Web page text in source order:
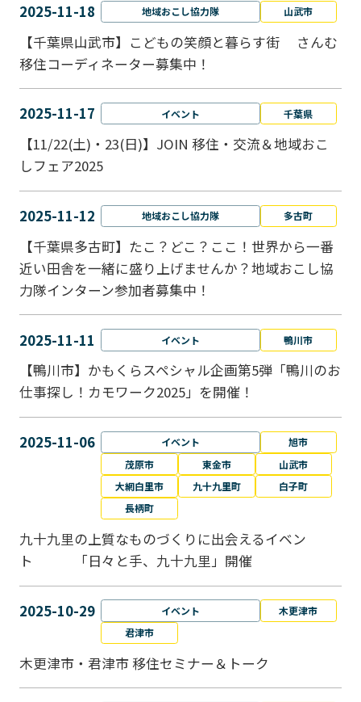
2025-11-18 地域おこし協力隊 山武市
【千葉県山武市】こどもの笑顔と暮らす街 さんむ
移住コーディネーター募集中！
2025-11-17 イベント 千葉県
【11/22(土)・23(日)】JOIN 移住・交流＆地域おこ
しフェア2025
2025-11-12 地域おこし協力隊 多古町
【千葉県多古町】たこ？どこ？ここ！世界から一番
近い田舎を一緒に盛り上げませんか？地域おこし協
力隊インターン参加者募集中！
2025-11-11 イベント 鴨川市
【鴨川市】かもくらスペシャル企画第5弾「鴨川のお
仕事探し！カモワーク2025」を開催！
2025-11-06 イベント
旭市
茂原市
東金市
山武市
大網白里市
九十九里町
白子町
長柄町
九十九里の上質なものづくりに出会えるイベン
ト 「日々と手、九十九里」開催
2025-10-29 イベント
木更津市
君津市
木更津市・君津市 移住セミナー＆トーク